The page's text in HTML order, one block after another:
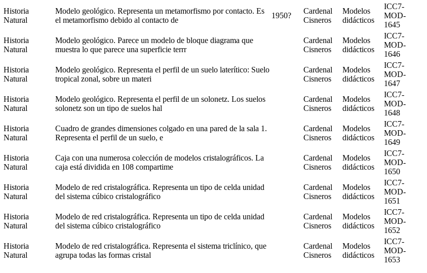
Historia
Natural
Modelo geológico. Representa un metamorfismo por contacto. Es
el metamorfismo debido al contacto de
1950?
Cardenal
Cisneros
Modelos
didácticos
ICC7-
MOD-
1645
Historia
Natural
Modelo geológico. Parece un modelo de bloque diagrama que
muestra lo que parece una superficie terrr
Cardenal
Cisneros
Modelos
didácticos
ICC7-
MOD-
1646
Historia
Natural
Modelo geológico. Representa el perfil de un suelo laterítico: Suelo
tropical zonal, sobre un materi
Cardenal
Cisneros
Modelos
didácticos
ICC7-
MOD-
1647
Historia
Natural
Modelo geológico. Representa el perfil de un solonetz. Los suelos
solonetz son un tipo de suelos hal
Cardenal
Cisneros
Modelos
didácticos
ICC7-
MOD-
1648
Historia
Natural
Cuadro de grandes dimensiones colgado en una pared de la sala 1.
Representa el perfil de un suelo, e
Cardenal
Cisneros
Modelos
didácticos
ICC7-
MOD-
1649
Historia
Natural
Caja con una numerosa colección de modelos cristalográficos. La
caja está dividida en 108 compartime
Cardenal
Cisneros
Modelos
didácticos
ICC7-
MOD-
1650
Historia
Natural
Modelo de red cristalográfica. Representa un tipo de celda unidad
del sistema cúbico cristalográfico
Cardenal
Cisneros
Modelos
didácticos
ICC7-
MOD-
1651
Historia
Natural
Modelo de red cristalográfica. Representa un tipo de celda unidad
del sistema cúbico cristalográfico
Cardenal
Cisneros
Modelos
didácticos
ICC7-
MOD-
1652
Historia
Natural
Modelo de red cristalográfica. Representa el sistema triclínico, que
agrupa todas las formas cristal
Cardenal
Cisneros
Modelos
didácticos
ICC7-
MOD-
1653